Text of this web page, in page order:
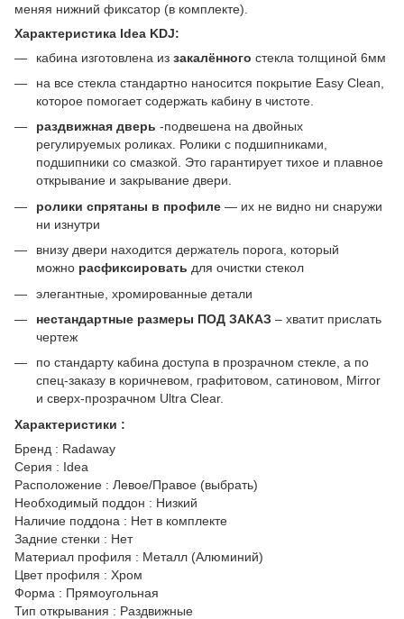
меняя нижний фиксатор (в комплекте).
Характеристика Idea KDJ:
кабина изготовлена из закалённого стекла толщиной 6мм
на все стекла стандартно наносится покрытие Easy Clean,
которое помогает содержать кабину в чистоте.
раздвижная дверь -подвешена на двойных
регулируемых роликах. Ролики с подшипниками,
подшипники со смазкой. Это гарантирует тихое и плавное
открывание и закрывание двери.
ролики спрятаны в профиле — их не видно ни снаружи
ни изнутри
внизу двери находится держатель порога, который
можно расфиксировать для очистки стекол
элегантные, хромированные детали
нестандартные размеры ПОД ЗАКАЗ – хватит прислать
чертеж
по стандарту кабина доступа в прозрачном стекле, а по
спец-заказу в коричневом, графитовом, сатиновом, Mirror
и сверх-прозрачном Ultra Clear.
Характеристики :
Бренд : Radaway
Серия : Idea
Расположение : Левое/Правое (выбрать)
Необходимый поддон : Низкий
Наличие поддона : Нет в комплекте
Задние стенки : Нет
Материал профиля : Металл (Алюминий)
Цвет профиля : Хром
Форма : Прямоугольная
Тип открывания : Раздвижные